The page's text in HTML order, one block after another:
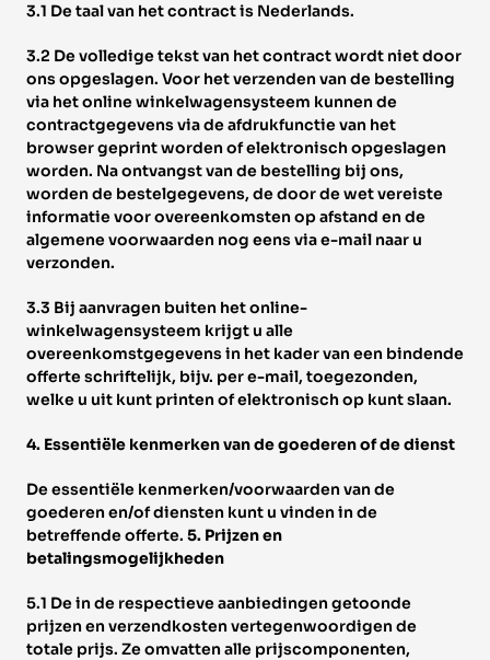
3.1 De taal van het contract is Nederlands.
3.2 De volledige tekst van het contract wordt niet door
ons opgeslagen. Voor het verzenden van de bestelling
via het online winkelwagensysteem kunnen de
contractgegevens via de afdrukfunctie van het
browser geprint worden of elektronisch opgeslagen
worden. Na ontvangst van de bestelling bij ons,
worden de bestelgegevens, de door de wet vereiste
informatie voor overeenkomsten op afstand en de
algemene voorwaarden nog eens via e-mail naar u
verzonden.
3.3 Bij aanvragen buiten het online-
winkelwagensysteem krijgt u alle
overeenkomstgegevens in het kader van een bindende
offerte schriftelijk, bijv. per e-mail, toegezonden,
welke u uit kunt printen of elektronisch op kunt slaan.
4. Essentiële kenmerken van de goederen of de dienst
De essentiële kenmerken/voorwaarden van de
goederen en/of diensten kunt u vinden in de
betreffende offerte. 5. Prijzen en
betalingsmogelijkheden
5.1 De in de respectieve aanbiedingen getoonde
prijzen en verzendkosten vertegenwoordigen de
totale prijs. Ze omvatten alle prijscomponenten,